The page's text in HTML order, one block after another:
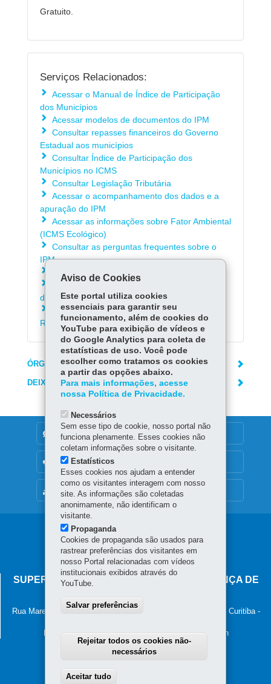
Gratuito.
Serviços Relacionados:
Acessar o Manual de Índice de Participação
dos Municípios
Acessar modelos de documentos do IPM
Consultar repasses financeiros do Governo
Estadual aos municípios
Consultar Índice de Participação dos
Municípios no ICMS
Consultar Legislação Tributária
Acessar o acompanhamento dos dados e a
apuração do IPM
Acessar as informações sobre Fator Ambiental
(ICMS Ecológico)
Consultar as perguntas frequentes sobre o
IPM
Consultar o Fale Conosco - IPM
do Valor Adicionado relativo ao ano-base 2025
Acessar o Manual e-Protocolo para
Recursos/Impugnações ao IPM Provisório
ÓRGÃO RESPONSÁVEL
DEIXE SUA OPINIÃO
MAPA DO SITE
DENUNCIE CORRUPÇÃO
OUVIDORIA
Navegação
principal
SUPERINTENDÊNCIA-GERAL DE GOVERNANÇA DE
Rua Marechal Deodoro, 806, 13º andar - Centro Curitiba -
Horário de atendimento: 8h30 às 12h e 13h30 às 18h
Aviso de Cookies
Este portal utiliza cookies
essenciais para garantir seu
funcionamento, além de cookies do
YouTube para exibição de vídeos e
do Google Analytics para coleta de
estatísticas de uso. Você pode
escolher como tratamos os cookies
a partir das opções abaixo.
Para mais informações, acesse
nossa Política de Privacidade.
Necessários
Sem esse tipo de cookie, nosso portal não
funciona plenamente. Esses cookies não
coletam informações sobre o visitante.
Estatísticos
Esses cookies nos ajudam a entender
como os visitantes interagem com nosso
site. As informações são coletadas
anonimamente, não identificam o
visitante.
Propaganda
Cookies de propaganda são usados para
rastrear preferências dos visitantes em
nosso Portal relacionadas com vídeos
institucionais exibidos através do
YouTube.
Salvar preferências
Rejeitar todos os cookies não-
necessários
Aceitar tudo